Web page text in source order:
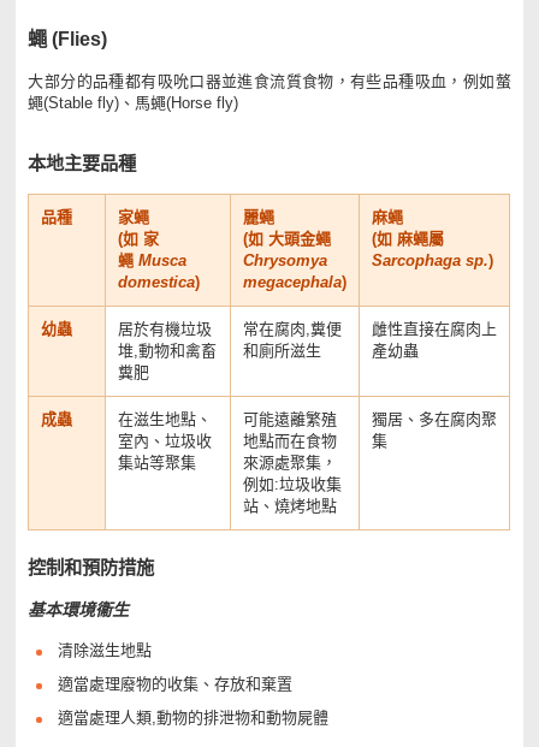
蠅 (Flies)
大部分的品種都有吸吮口器並進食流質食物，有些品種吸血，例如螫
蠅(Stable fly)、馬蠅(Horse fly)
本地主要品種
品種
家蠅
(如 家
蠅Musca
domestica)
麗蠅
(如 大頭金蠅
Chrysomya
megacephala)
麻蠅
(如 麻蠅屬
Sarcophaga sp.)
幼蟲
居於有機垃圾
堆,動物和禽畜
糞肥
常在腐肉,糞便
和廁所滋生
雌性直接在腐肉上
產幼蟲
成蟲
在滋生地點、
室內、垃圾收
集站等聚集
可能遠離繁殖
地點而在食物
來源處聚集，
例如:垃圾收集
站、燒烤地點
獨居、多在腐肉聚
集
控制和預防措施
基本環境衞生
清除滋生地點
適當處理廢物的收集、存放和棄置
適當處理人類,動物的排泄物和動物屍體